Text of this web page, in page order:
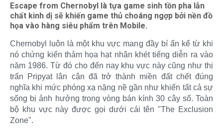
Escape from Chernobyl là tựa game sinh tồn pha lẫn
chất kinh dị sẽ khiến game thủ choáng ngợp bởi nền đồ
họa vào hàng siêu phẩm trên Mobile.
Chernobyl luôn là một khu vực mang đầy bí ẩn kể từ khi
nó chứng kiến thảm họa hạt nhân khét tiếng diễn ra vào
năm 1986. Từ đó cho đến nay khu vực này cũng như thị
trấn Pripyat lân cận đã trở thành miền đất chết đúng
nghĩa khi mức phóng xạ nặng nề gần như khiến tất cả sự
sống bị ảnh hưởng trong vòng bán kính 30 cây số. Toàn
bộ khu vực này được gọi dưới cái tên "The Exclusion
Zone".